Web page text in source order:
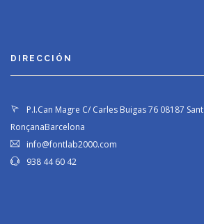
DIRECCIÓN
P.I.Can Magre C/ Carles Buigas 76 08187
RonçanaBarcelona
info@fontlab2000.com
938 44 60 42